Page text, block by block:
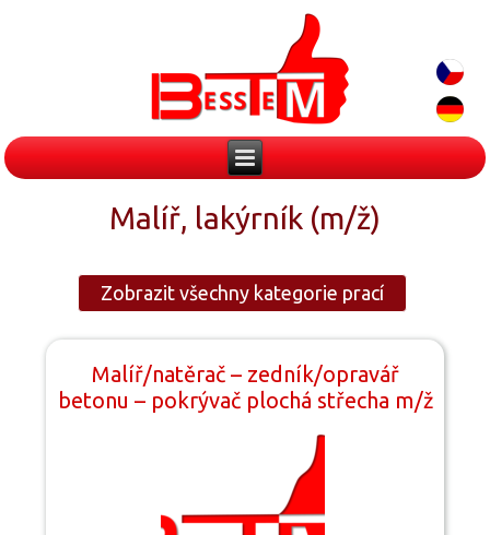
Malíř, lakýrník (m/ž)
Zobrazit všechny kategorie prací
Malíř/natěrač – zedník/opravář
betonu – pokrývač plochá střecha m/ž